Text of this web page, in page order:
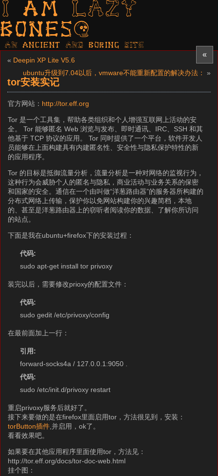
I am LAZY
bones?
AN ancient AND boring SITE
«
« Deepin XP Lite V5.6
ubuntu升级到7.04以后，vmware不能重新配置的解决办法：
»
tor安装实记
官方网站： http://tor.eff.org
Tor 是一个工具集，帮助各类组织和个人增强互联网上活动的安
全。 Tor 能够匿名 Web 浏览与发布、即时通讯、IRC、SSH 和其
他基于 TCP 协议的应用。 Tor 同时提供了一个平台，软件开发人
员能够在上面构建具有内建匿名性、安全性与隐私保护特性的新
的应用程序。
Tor 的目标是抵御流量分析，流量分析是一种对网络的监视行为，
这种行为会威胁个人的匿名与隐私，商业活动与业务关系的保密
和国家的安全。通信在一个由叫做“洋葱路由器”的服务器所构建的
分布式网络上传输，保护你以免网站构建你的兴趣简档，本地
的、甚至是洋葱路由器上的窃听者阅读你的数据、了解你所访问
的站点。
下面是我在ubuntu+firefox下的安装过程：
代码:
sudo apt-get install tor privoxy
装完以后，需要修改prioxy的配置文件：
代码:
sudo gedit /etc/privoxy/config
在最前面加上一行：
引用:
forward-socks4a / 127.0.0.1:9050 .
代码:
sudo /etc/init.d/privoxy restart
重启privoxy服务后就好了。
接下来要做的是在firefox里面启用tor，方法很见到，安装：
torButton插件 ,并启用，ok了。
看看效果吧。
如果要在其他应用程序里面使用tor，方法见：
http://tor.eff.org/docs/tor-doc-web.html
挂个图：